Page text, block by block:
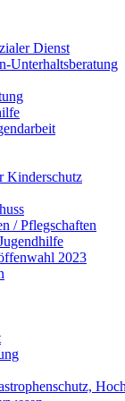
Dienst
Unterhaltsberatung
Kinderschutz
/ Pflegschaften
2023